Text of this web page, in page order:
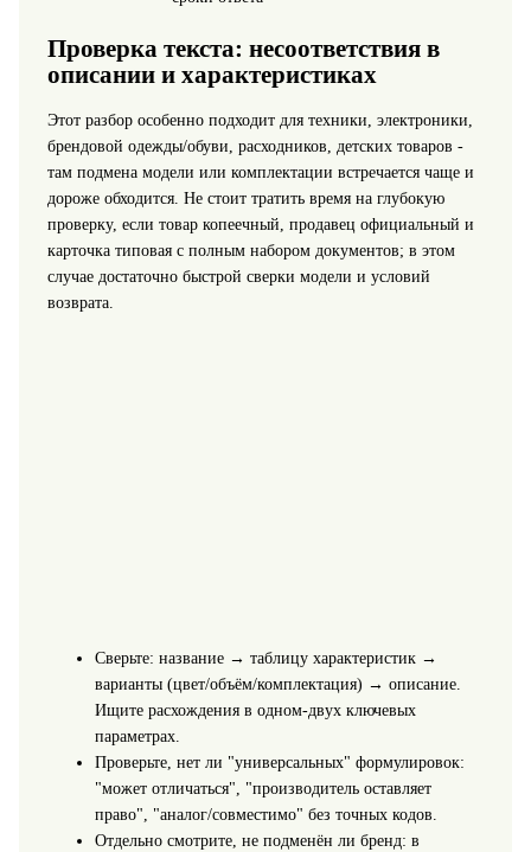
Проверка текста: несоответствия в
описании и характеристиках
Этот разбор особенно подходит для техники, электроники,
брендовой одежды/обуви, расходников, детских товаров -
там подмена модели или комплектации встречается чаще и
дороже обходится. Не стоит тратить время на глубокую
проверку, если товар копеечный, продавец официальный и
карточка типовая с полным набором документов; в этом
случае достаточно быстрой сверки модели и условий
возврата.
Сверьте: название → таблицу характеристик →
варианты (цвет/объём/комплектация) → описание.
Ищите расхождения в одном-двух ключевых
параметрах.
Проверьте, нет ли "универсальных" формулировок:
"может отличаться", "производитель оставляет
право", "аналог/совместимо" без точных кодов.
Отдельно смотрите, не подменён ли бренд: в